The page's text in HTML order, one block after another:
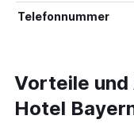
Telefonnummer
Vorteile und
Hotel